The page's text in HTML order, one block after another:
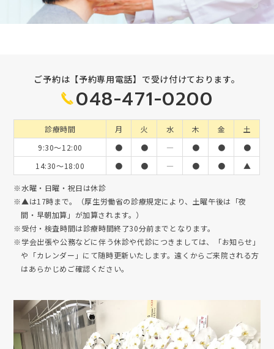
ご予約は【予約専用電話】で受け付けております。
048-471-0200
診療時間 月 火 水 木 金
土
9:30～12:00
● ● ― ● ●
●
14:30～18:00
● ● ― ● ● ▲
※水曜・日曜・祝日は休診
※▲は17時まで。（厚生労働省の診療規定により、土曜午後は「夜
間・早朝加算」が加算されます。）
※受付・検査時間は診療時間終了30分前までとなります。
※学会出張や公務などに伴う休診や代診につきましては、「お知らせ」
や「カレンダー」にて随時更新いたします。遠くからご来院される方
はあらかじめご確認ください。